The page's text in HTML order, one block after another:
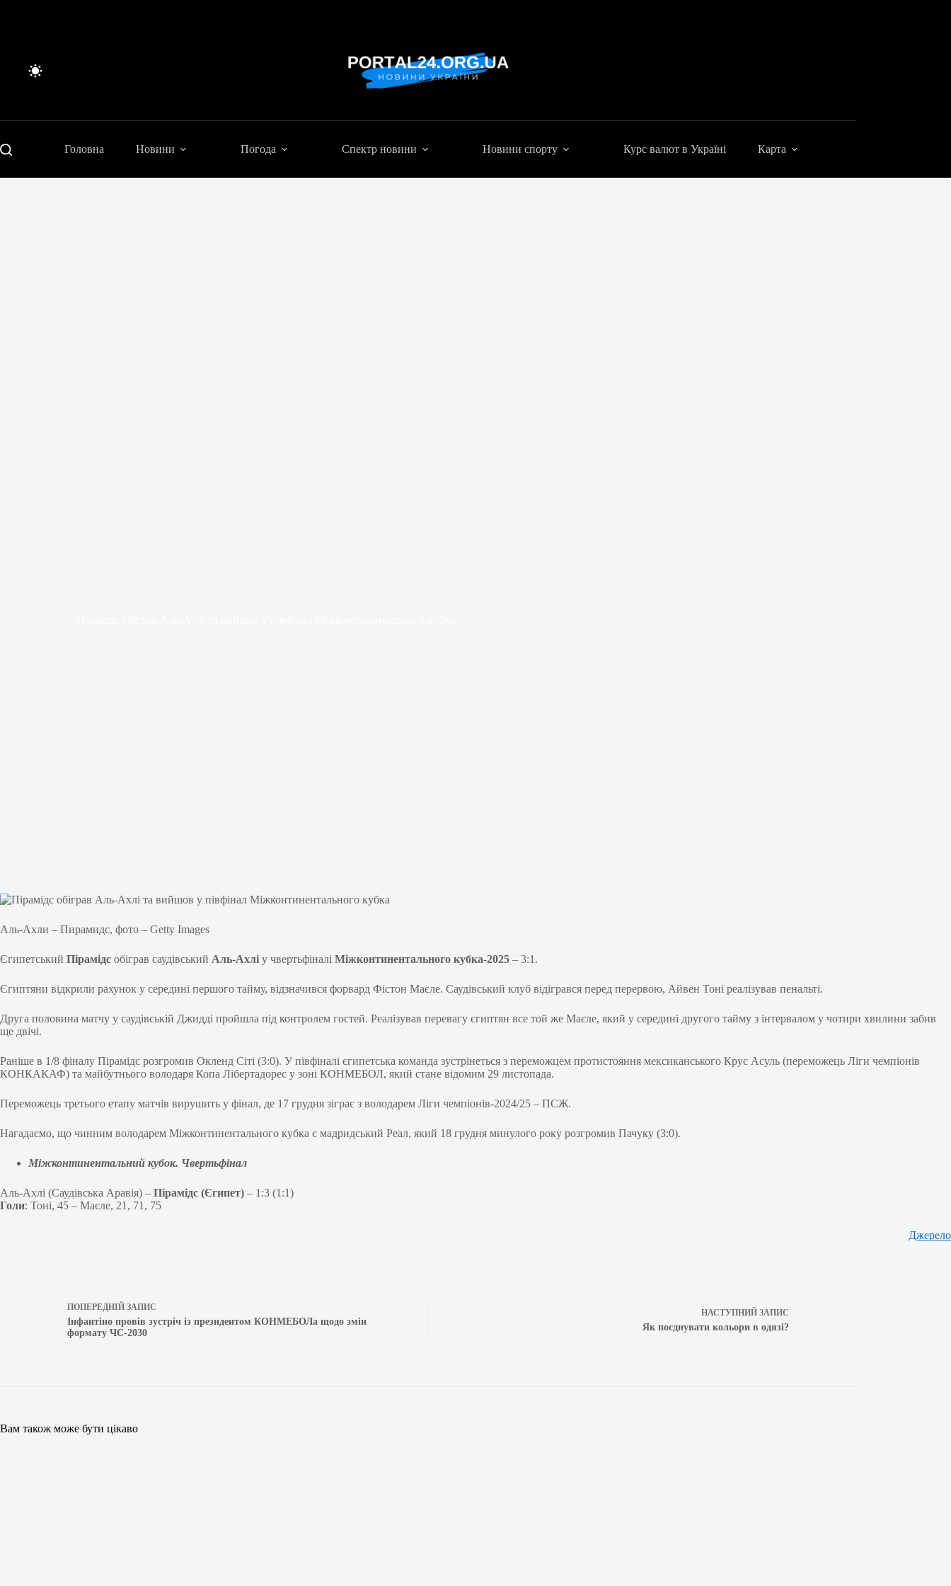
Головна Новини Погода Спектр новини Новини спорту Курс валют в Україні Карта
Аль-Ахли – Пирамидс, фото – Getty Images
Єгипетський Пірамідс обіграв саудівський Аль-Ахлі у чвертьфіналі Міжконтинентального кубка-2025 – 3:1.
Єгиптяни відкрили рахунок у середині першого тайму, відзначився форвард Фістон Маєле. Саудівський клуб відігрався перед перервою, Айвен Тоні реалізував пенальті.
Друга половина матчу у саудівській Джидді пройшла під контролем гостей. Реалізував перевагу єгиптян все той же Маєле, який у середині другого тайму з інтервалом у чотири хвилини забив
ще двічі.
Раніше в 1/8 фіналу Пірамідс розгромив Окленд Сіті (3:0). У півфіналі єгипетська команда зустрінеться з переможцем протистояння мексиканського Крус Асуль (переможець Ліги чемпіонів
КОНКАКАФ) та майбутнього володаря Копа Лібертадорес у зоні КОНМЕБОЛ, який стане відомим 29 листопада.
Переможець третього етапу матчів вирушить у фінал, де 17 грудня зіграє з володарем Ліги чемпіонів-2024/25 – ПСЖ.
Нагадаємо, що чинним володарем Міжконтинентального кубка є мадридський Реал, який 18 грудня минулого року розгромив Пачуку (3:0).
Міжконтинентальний кубок. Чвертьфінал
Аль-Ахлі (Саудівська Аравія) – Пірамідс (Єгипет) – 1:3 (1:1)
Голи: Тоні, 45 – Маєле, 21, 71, 75
Джерело
ПОПЕРЕДНІЙ ЗАПИС
Інфантіно провів зустріч із президентом КОНМЕБОЛа щодо змін
формату ЧС-2030
НАСТУПНИЙ ЗАПИС
Як поєднувати кольори в одязі?
Вам також може бути цікаво